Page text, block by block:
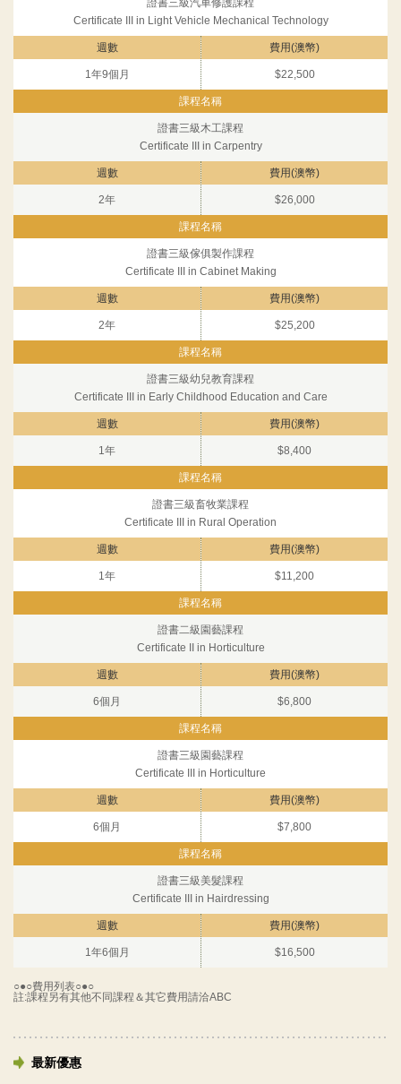
Certificate III in Light Vehicle Mechanical Technology
1年9個月 $22,500
證書三級木工課程
Certificate III in Carpentry
2年 $26,000
證書三級傢俱製作課程
Certificate III in Cabinet Making
2年 $25,200
證書三級幼兒教育課程
Certificate III in Early Childhood Education and Care
1年 $8,400
證書三級畜牧業課程
Certificate III in Rural Operation
1年 $11,200
證書二級園藝課程
Certificate II in Horticulture
6個月 $6,800
證書三級園藝課程
Certificate III in Horticulture
6個月 $7,800
證書三級美髮課程
Certificate III in Hairdressing
1年6個月 $16,500
○●○費用列表○●○
註:課程另有其他不同課程＆其它費用請洽ABC
最新優惠